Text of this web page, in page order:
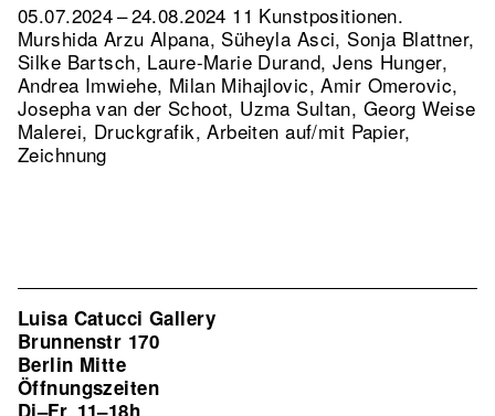
05.07.2024 – 24.08.2024 11 Kunstpositionen.
Murshida Arzu Alpana, Süheyla Asci, Sonja Blattner,
Silke Bartsch, Laure-Marie Durand, Jens Hunger,
Andrea Imwiehe, Milan Mihajlovic, Amir Omerovic,
Josepha van der Schoot, Uzma Sultan, Georg Weise
Malerei, Druckgrafik, Arbeiten auf/mit Papier,
Zeichnung
Luisa Catucci Gallery
Brunnenstr 170
Berlin Mitte
Öffnungszeiten
Di–Fr 11–18h